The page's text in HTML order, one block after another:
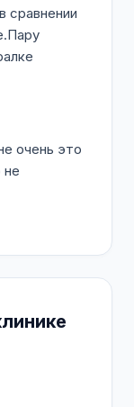
сравнении
очень это
не